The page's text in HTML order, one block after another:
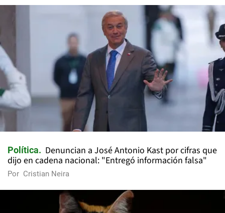
Política
Denuncian a José Antonio Kast por cifras que
dijo en cadena nacional: "Entregó información falsa"
Por Cristian Neira